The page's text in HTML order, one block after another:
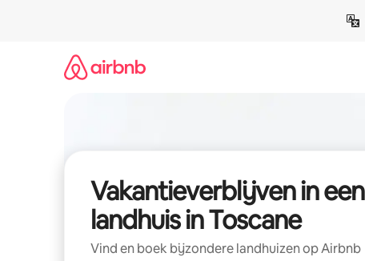
Vakantieverblijven in een
landhuis in Toscane
Vind en boek bijzondere landhuizen op Airbnb